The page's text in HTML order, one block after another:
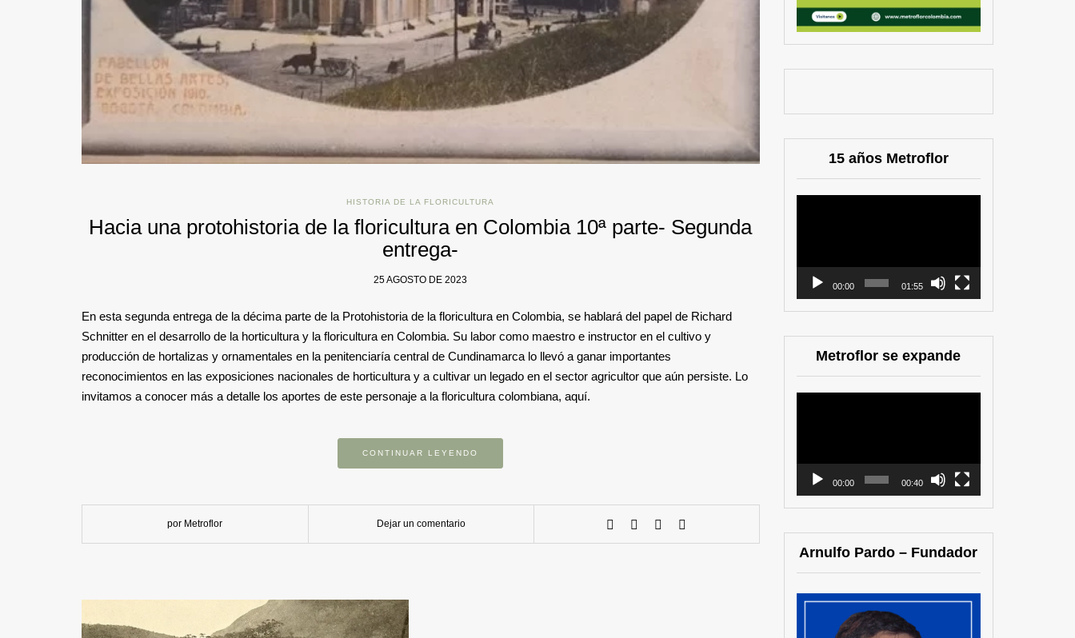
HISTORIA DE LA FLORICULTURA
Hacia una protohistoria de la floricultura en Colombia 10ª parte- Segunda
entrega-
25 AGOSTO DE 2023
En esta segunda entrega de la décima parte de la Protohistoria de la floricultura en Colombia, se hablará del papel de Richard
Schnitter en el desarrollo de la horticultura y la floricultura en Colombia. Su labor como maestro e instructor en el cultivo y
producción de hortalizas y ornamentales en la penitenciaría central de Cundinamarca lo llevó a ganar importantes
reconocimientos en las exposiciones nacionales de horticultura y a cultivar un legado en el sector agricultor que aún persiste. Lo
invitamos a conocer más a detalle los aportes de este personaje a la floricultura colombiana, aquí.
CONTINUAR LEYENDO
por Metroflor Dejar un comentario
15 años Metroflor
00:00 01:55
Metroflor se expande
00:00 00:40
Arnulfo Pardo – Fundador